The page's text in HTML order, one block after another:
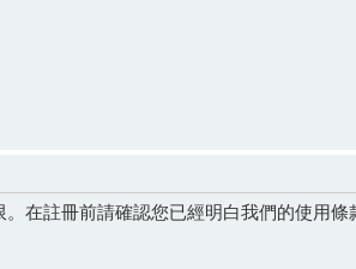
在註冊前請確認您已經明白我們的使用